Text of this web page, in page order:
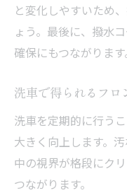
と変化しやすいため
ょう。最後に、撥水
確保にもつながります
洗車で得られるフロ
洗車を定期的に行う
大きく向上します。
中の視界が格段にク
つながります。